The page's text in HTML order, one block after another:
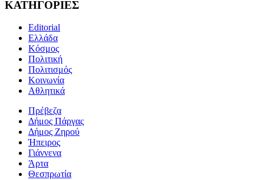
ΚΑΤΗΓΟΡΙΕΣ
Editorial
Ελλάδα
Κόσμος
Πολιτική
Πολιτισμός
Κοινωνία
Αθλητικά
Πρέβεζα
Δήμος Πάργας
Δήμος Ζηρού
Ήπειρος
Γιάννενα
Άρτα
Θεσπρωτία